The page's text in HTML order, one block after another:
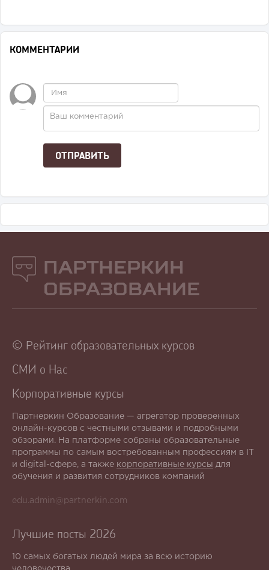
КОММЕНТАРИИ
Партнеркин
Образование
© Рейтинг образовательных курсов
СМИ о Нас
Корпоративные курсы
Партнеркин Образование — агрегатор проверенных
онлайн-курсов с честными отзывами и подробными
обзорами. На платформе собраны образовательные
программы по самым востребованным профессиям в IT
и digital-сфере, а также корпоративные курсы для
обучения и развития сотрудников компаний
edu.admin@partnerkin.com
Лучшие посты 2026
10 самых богатых людей мира за всю историю